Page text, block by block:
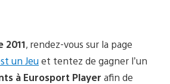
2011, rendez-vous sur la page
un Jeu et tentez de gagner l’un
à Eurosport Player afin de